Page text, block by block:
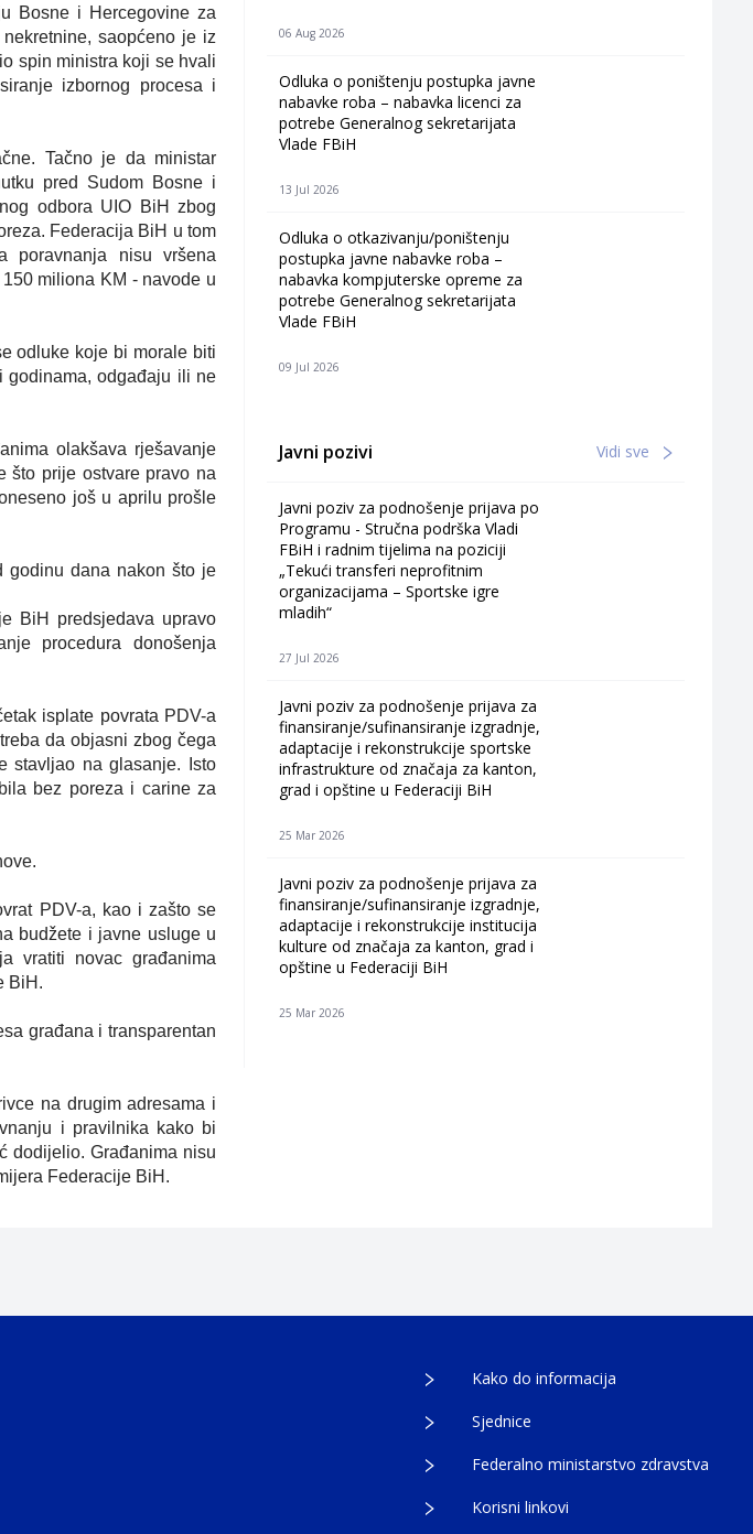
Bosne i Hercegovine za
saopćeno je iz
spin ministra koji se hvali
izbornog procesa i
Tačno je da ministar
pred Sudom Bosne i
odbora UIO BiH zbog
Federacija BiH u tom
poravnanja nisu vršena
miliona KM - navode u
odluke koje bi morale biti
godinama, odgađaju ili ne
olakšava rješavanje
što prije ostvare pravo na
još u aprilu prošle
godinu dana nakon što je
BiH predsjedava upravo
procedura donošenja
isplate povrata PDV-a
da objasni zbog čega
stavljao na glasanje. Isto
bez poreza i carine za
PDV-a, kao i zašto se
budžete i javne usluge u
vratiti novac građanima
BiH.
građana i transparentan
na drugim adresama i
i pravilnika kako bi
dodijelio. Građanima nisu
Federacije BiH.
06 Aug 2026
Odluka o poništenju postupka javne
nabavke roba – nabavka licenci za
potrebe Generalnog sekretarijata
Vlade FBiH
13 Jul 2026
Odluka o otkazivanju/poništenju
postupka javne nabavke roba –
nabavka kompjuterske opreme za
potrebe Generalnog sekretarijata
Vlade FBiH
09 Jul 2026
Javni pozivi Vidi sve
Javni poziv za podnošenje prijava po
Programu - Stručna podrška Vladi
FBiH i radnim tijelima na poziciji
„Tekući transferi neprofitnim
organizacijama – Sportske igre
mladih“
27 Jul 2026
Javni poziv za podnošenje prijava za
finansiranje/sufinansiranje izgradnje,
adaptacije i rekonstrukcije sportske
infrastrukture od značaja za kanton,
grad i opštine u Federaciji BiH
25 Mar 2026
Javni poziv za podnošenje prijava za
finansiranje/sufinansiranje izgradnje,
adaptacije i rekonstrukcije institucija
kulture od značaja za kanton, grad i
opštine u Federaciji BiH
25 Mar 2026
Kako do informacija
Sjednice
Federalno ministarstvo zdravstva
Korisni linkovi